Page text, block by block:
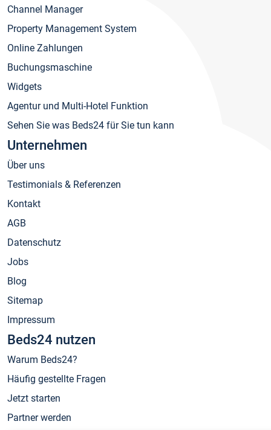
Channel Manager
Property Management System
Online Zahlungen
Buchungsmaschine
Widgets
Agentur und Multi-Hotel Funktion
Sehen Sie was Beds24 für Sie tun kann
Unternehmen
Über uns
Testimonials & Referenzen
Kontakt
AGB
Datenschutz
Jobs
Blog
Sitemap
Impressum
Beds24 nutzen
Warum Beds24?
Häufig gestellte Fragen
Jetzt starten
Partner werden